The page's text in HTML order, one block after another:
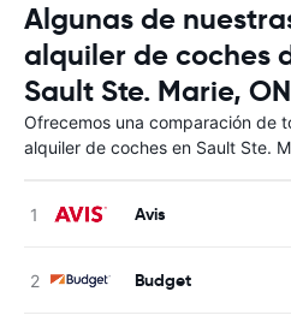
Algunas de
alquiler de coches
Sault Ste. Marie, ON
Ofrecemos una comparación de
alquiler de coches en Sault Ste.
Avis
Budget